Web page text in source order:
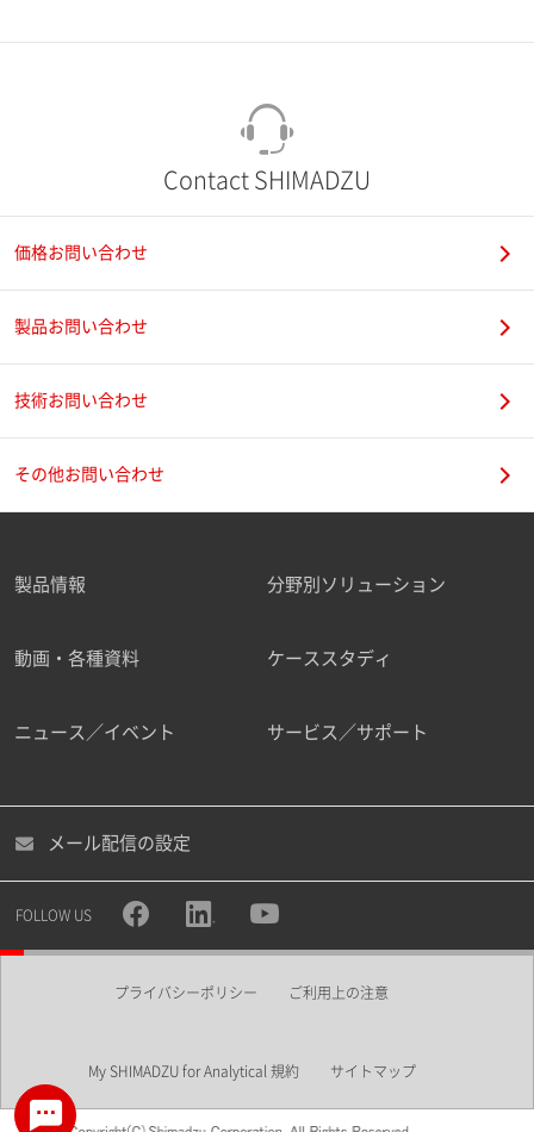
Contact SHIMADZU
価格お問い合わせ
製品お問い合わせ
技術お問い合わせ
その他お問い合わせ
製品情報 分野別ソリューション
動画・各種資料 ケーススタディ
ニュース／イベント サービス／サポート
メール配信の設定
FOLLOW US
プライバシーポリシー ご利用上の注意
My SHIMADZU for Analytical 規約 サイトマップ